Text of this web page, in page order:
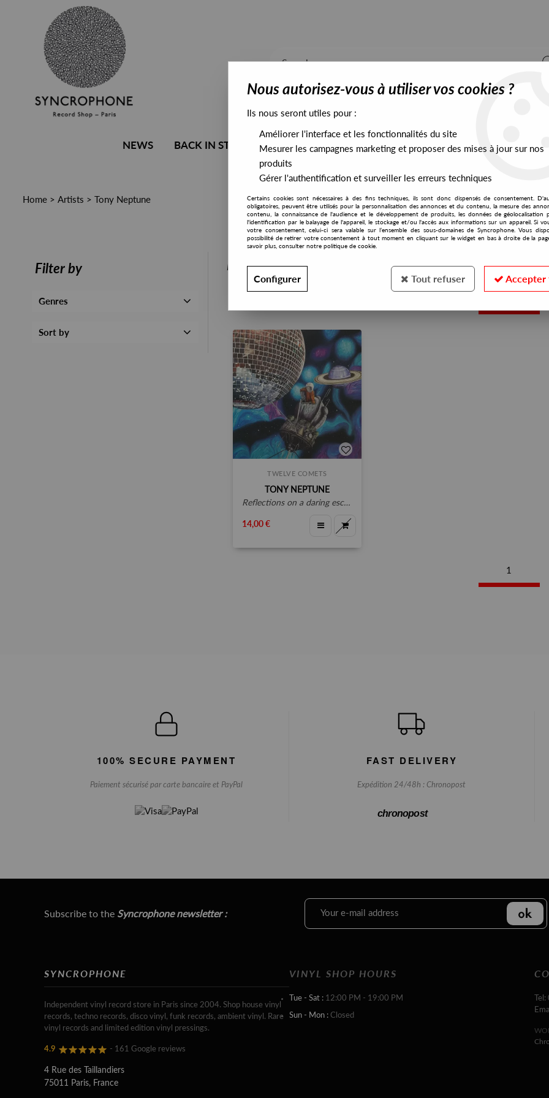
NEWS BACK IN STOCK ALL STOCK EXCLUSIVES PRESALES EXCLUSIVES
Home > Artists > Tony Neptune
Filter by
Genres
Sort by
PRESALES EXCLUSIVES
TWELVE COMETS
TONY NEPTUNE
reflections on a daring escape
14,00 €
1
100% SECURE PAYMENT
Paiement sécurisé par carte bancaire et PayPal
FAST DELIVERY
Expédition 24/48h : Chronopost
chronopost
Subscribe to the Syncrophone newsletter :
SYNCROPHONE
Independent vinyl record store in Paris since 2004. Shop house vinyl
records, techno records, disco vinyl, funk records, ambient vinyl. Rare
vinyl records and limited edition vinyl pressings.
4.9 - 161 Google reviews
4 Rue des Taillandiers
75011 Paris, France
VINYL SHOP HOURS
Tue - Sat : 12:00 PM - 19:00 PM
Sun - Mon : Closed
Nous autorisez-vous à utiliser vos cookies ?
Ils nous seront utiles pour :
Améliorer l'interface et les fonctionnalités du site
Mesurer les campagnes marketing et proposer des mises à jour sur nos
produits
Gérer l'authentification et surveiller les erreurs techniques
Certains cookies sont nécessaires à des fins techniques, ils sont donc dispensés de consentement.
obligatoires, peuvent être utilisés pour la personnalisation des annonces et du contenu, la mesure des
contenu, la connaissance de l'audience et le développement de produits, les données de géolocalisation
l'identification par le balayage de l'appareil, le stockage et/ou l'accès aux informations sur un appareil. Si
votre consentement, celui-ci sera valable sur l’ensemble des sous-domaines de Syncrophone. Vous
possibilité de retirer votre consentement à tout moment en cliquant sur le widget en bas à droite de la
savoir plus, consulter notre politique de cookie.
Configurer Tout refuser Accepter